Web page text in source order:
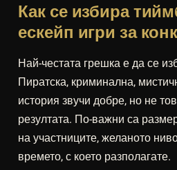
Как се избира
ескейп игри за
Най-честата грешка е да се
Пиратска, криминална,
история звучи добре, но не
резултата. По-важни са
на участниците, желаното
времето, с което разполагате.